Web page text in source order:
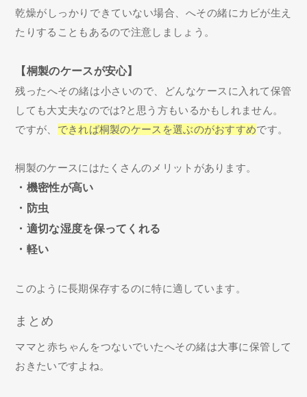
乾燥がしっかりできていない場合、へその緒にカビが生え
たりすることもあるので注意しましょう。
【桐製のケースが安心】
残ったへその緒は小さいので、どんなケースに入れて保管
しても大丈夫なのでは?と思う方もいるかもしれません。
ですが、 できれば桐製のケースを選ぶのがおすすめです。
桐製のケースにはたくさんのメリットがあります。
・機密性が高い
・防虫
・適切な湿度を保ってくれる
・軽い
このように長期保存するのに特に適しています。
まとめ
ママと赤ちゃんをつないでいたへその緒は大事に保管して
おきたいですよね。